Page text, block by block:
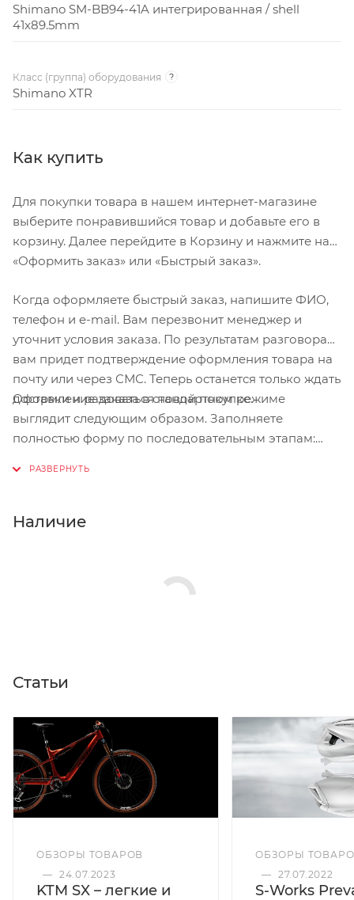
Shimano SM-BB94-41A интегрированная / shell
41x89.5mm
Класс (группа) оборудования ?
Shimano XTR
Как купить
Для покупки товара в нашем интернет-магазине
выберите понравившийся товар и добавьте его в
корзину. Далее перейдите в Корзину и нажмите на
«Оформить заказ» или «Быстрый заказ».
Когда оформляете быстрый заказ, напишите ФИО,
телефон и e-mail. Вам перезвонит менеджер и
уточнит условия заказа. По результатам разговора
вам придет подтверждение оформления товара на
почту или через СМС. Теперь останется только ждать
доставки и радоваться новой покупке.
Оформление заказа в стандартном режиме
выглядит следующим образом. Заполняете
полностью форму по последовательным этапам:
Нажмите кнопку «Оформить заказ».
Наличие
Статьи
ОБЗОРЫ ТОВАРОВ
— 24.07.2023
KTM SX – легкие и
ОБЗОРЫ
— 27.07.2022
S-Works